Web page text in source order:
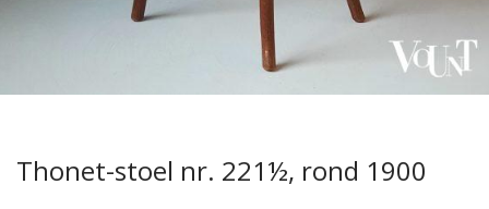
Thonet-stoel nr. 221½, rond 1900